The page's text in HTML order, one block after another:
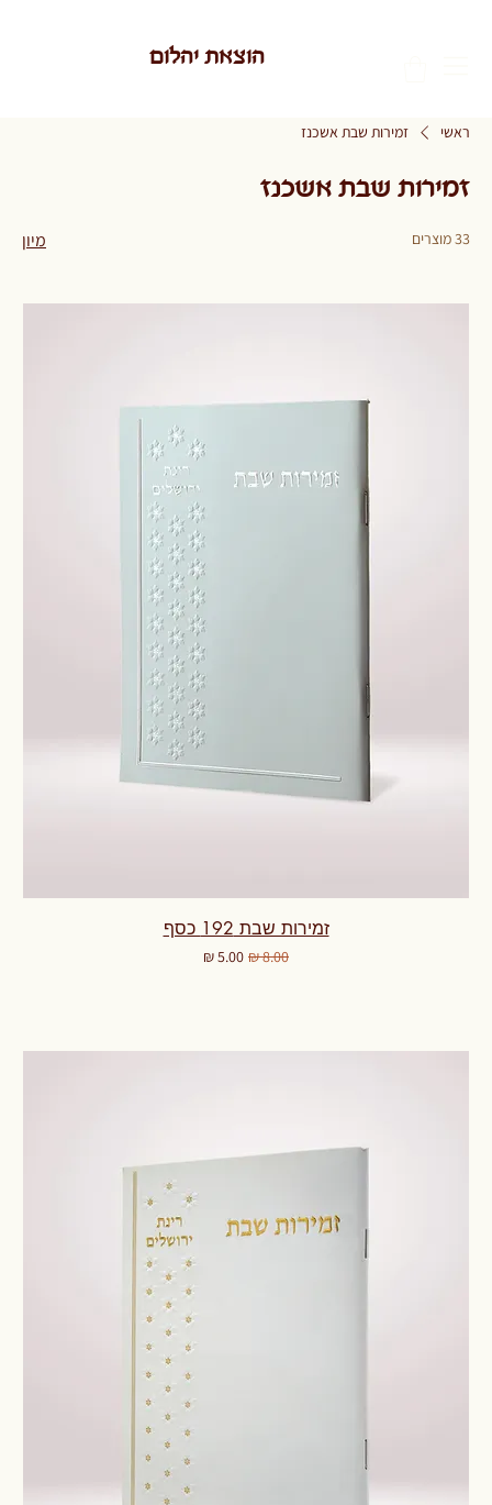
הוצאת יהלום
ראשי זמירות שבת אשכנז
זמירות שבת אשכנז
33 מוצרים מיון
זמירות שבת 192 כסף
מחיר רגילמחיר מבצע